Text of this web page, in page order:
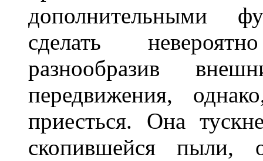
дополнительными
сделать
разнообразив
передвижения,
приесться. Она
скопившейся пыли,